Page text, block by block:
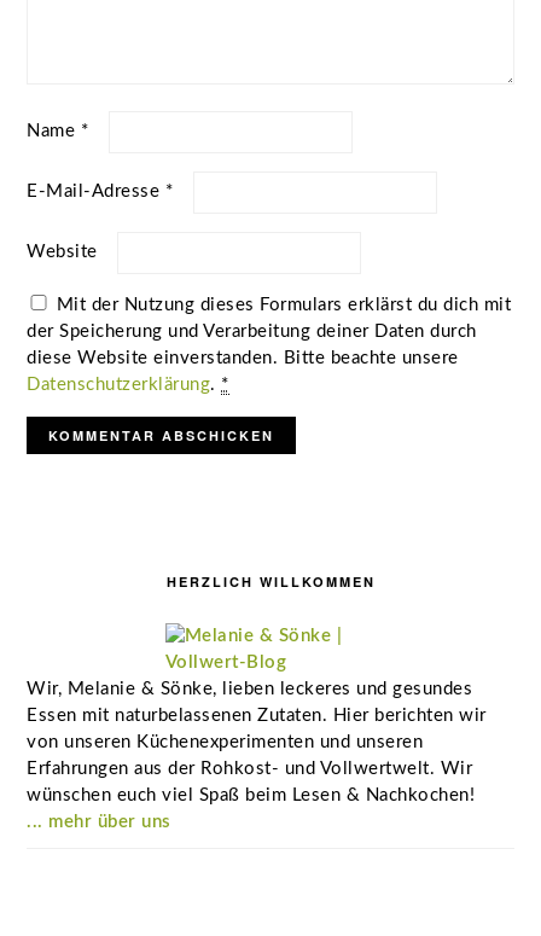
Name *
E-Mail-Adresse *
Website
Mit der Nutzung dieses Formulars erklärst du dich mit
der Speicherung und Verarbeitung deiner Daten durch
diese Website einverstanden. Bitte beachte unsere
Datenschutzerklärung. *
HERZLICH WILLKOMMEN
Wir, Melanie & Sönke, lieben leckeres und gesundes
Essen mit naturbelassenen Zutaten. Hier berichten wir
von unseren Küchenexperimenten und unseren
Erfahrungen aus der Rohkost- und Vollwertwelt. Wir
wünschen euch viel Spaß beim Lesen & Nachkochen!
... mehr über uns